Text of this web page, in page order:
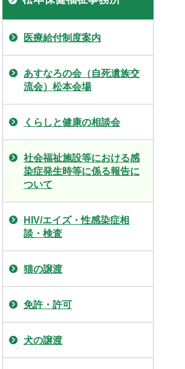
医療給付制度案内
あすなろの会（自死遺族交
流会）松本会場
くらしと健康の相談会
社会福祉施設等における感
染症発生時等に係る報告に
ついて
HIV/エイズ・性感染症相
談・検査
猫の譲渡
免許・許可
犬の譲渡